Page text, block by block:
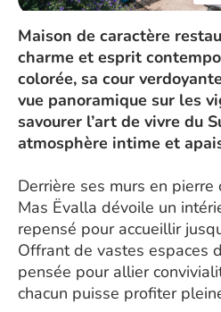
Maison de caractère
charme et esprit
colorée, sa cour
vue panoramique sur les
savourer l’art de vivre du
atmosphère intime et
Derrière ses murs en pierre
Mas Ëvalla dévoile un
repensé pour accueillir
Offrant de vastes espaces
pensée pour allier
chacun puisse profiter